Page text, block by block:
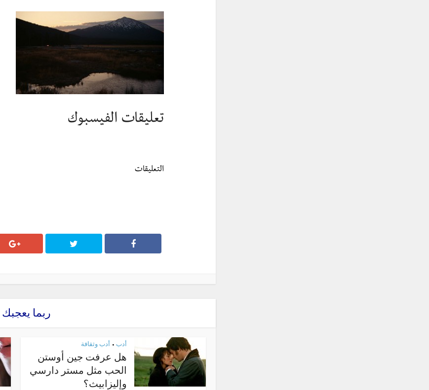
تعليقات الفيسبوك
التعليقات
ربما يعجبك
أدب • أدب وثقافة
هل عرفت جين أوستن
الحب مثل مستر دارسي
وإليزابيث؟